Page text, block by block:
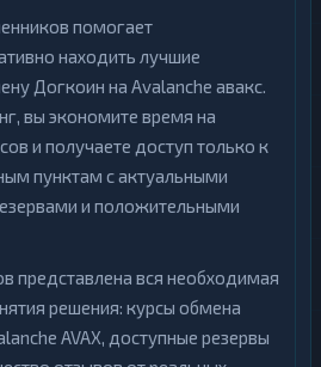
помогает
находить лучшие
Догкоин на Avalanche авакс.
вы экономите время на
и получаете доступ только к
пунктам с актуальными
и положительными
представлена вся необходимая
решения: курсы обмена
AVAX, доступные резервы